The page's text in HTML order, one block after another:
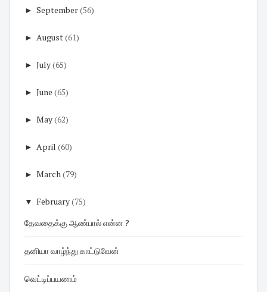
► September(56)
► August(61)
► July(65)
► June (65)
► May(62)
► April (60)
► March(79)
▼ February(75)
தேவதைக்கு ஆண்பால் என்ன ?
தனியா வாழ்ந்து காட்டுவேன்
வெட்டிப்பயணம்